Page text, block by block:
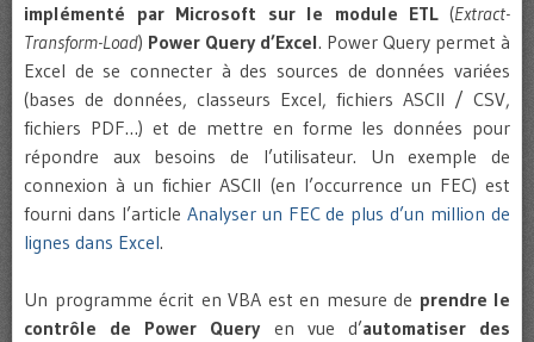
implémenté par Microsoft sur le module ETL(Extract-
Transform-Load) Power Query d’Excel. Power Query permet à
Excel de se connecter à des sources de données variées
(bases de données, classeurs Excel, fichiers ASCII / CSV,
fichiers PDF…) et de mettre en forme les données pour
répondre aux besoins de l’utilisateur. Un exemple de
connexion à un fichier ASCII (en l’occurrence un FEC) est
fourni dans l’article Analyser un FEC de plus d’un million de
lignes dans Excel.
Un programme écrit en VBA est en mesure de prendre le
contrôle de Power Query en vue d’automatiser des